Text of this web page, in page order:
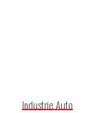
Industrie Auto